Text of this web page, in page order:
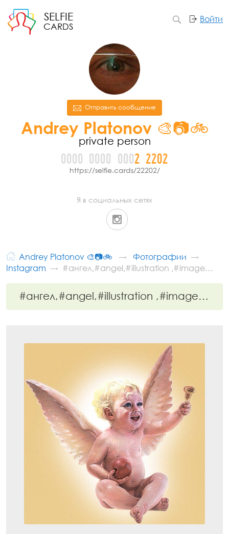
SELFIE
CARDS
Войти
Отправить сообщение
Andrey Platonov 🎨📷🚲
private person
0000 0000 0002 2202
https://selfie.cards/22202/
Я в социальных сетях
Andrey Platonov 🎨📷🚲
Фотографии
Instagram
#ангел,#angel,#illustration ,#image…
#ангел,#angel,#illustration ,#image…